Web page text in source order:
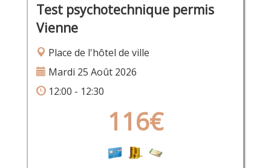
Test psychotechnique permis
Vienne
Place de l'hôtel de ville
Mardi 25 Août 2026
12:00 - 12:30
116€